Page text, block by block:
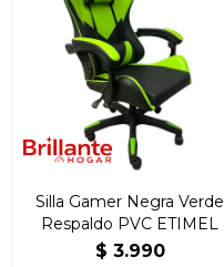
Silla Gamer Negra Verde
Respaldo PVC ETIMEL
$ 3.990